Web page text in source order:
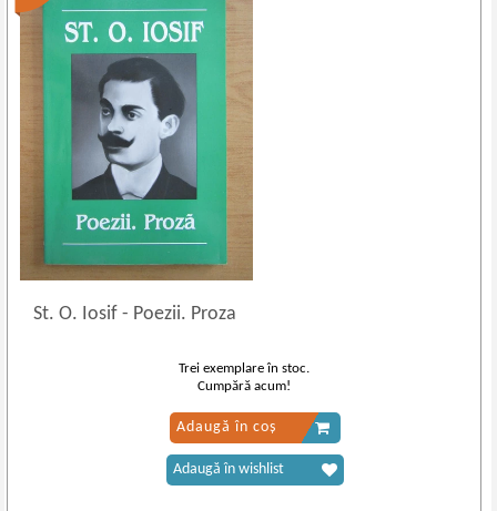
St. O. Iosif- Poezii. Proza
Trei exemplare în stoc.
Cumpără acum!
Adaugă în coș
Adaugă în wishlist